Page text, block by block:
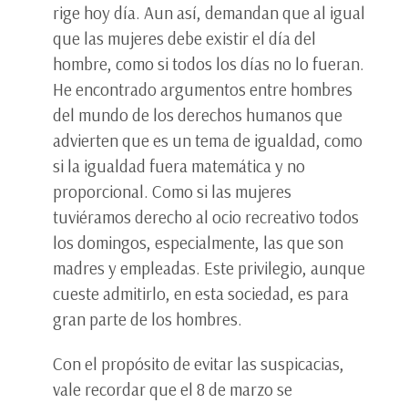
rige hoy día. Aun así, demandan que al igual
que las mujeres debe existir el día del
hombre, como si todos los días no lo fueran.
He encontrado argumentos entre hombres
del mundo de los derechos humanos que
advierten que es un tema de igualdad, como
si la igualdad fuera matemática y no
proporcional. Como si las mujeres
tuviéramos derecho al ocio recreativo todos
los domingos, especialmente, las que son
madres y empleadas. Este privilegio, aunque
cueste admitirlo, en esta sociedad, es para
gran parte de los hombres.
Con el propósito de evitar las suspicacias,
vale recordar que el 8 de marzo se